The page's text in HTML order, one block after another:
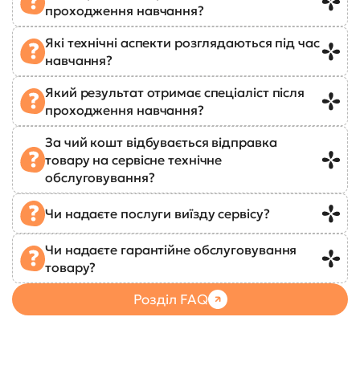
проходження навчання?
Які технічні аспекти розглядаються під час
навчання?
Який результат отримає спеціаліст після
проходження навчання?
За чий кошт відбувається відправка
товару на сервісне технічне
обслуговування?
Чи надаєте послуги виїзду сервісу?
Чи надаєте гарантійне обслуговування
товару?
Розділ FAQ